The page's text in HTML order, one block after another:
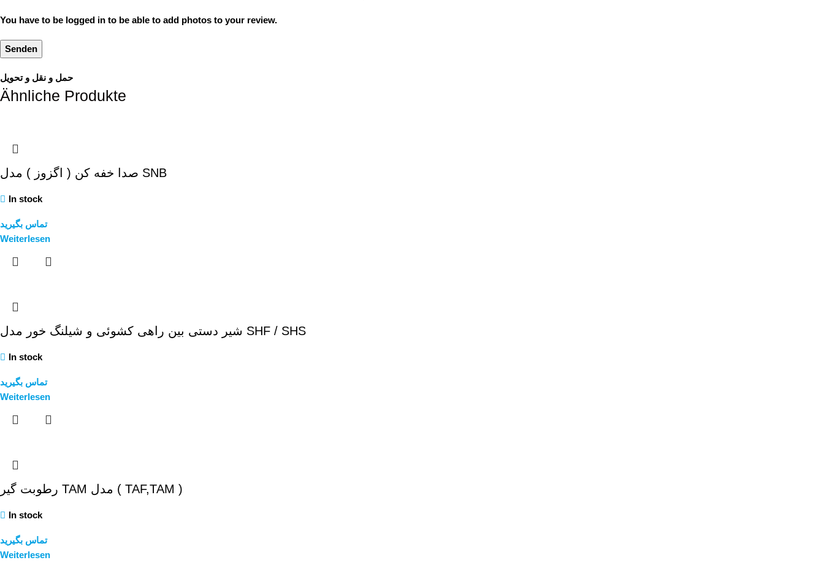
You have to be logged in to be able to add photos to your review.
حمل و نقل و تحویل
Ähnliche Produkte
صدا خفه کن ( اگزوز ) مدل SNB
In stock
تماس بگیرید
Weiterlesen
شیر دستی بین راهی کشوئی و شیلنگ خور مدل SHF / SHS
In stock
تماس بگیرید
Weiterlesen
رطوبت گیر TAM مدل ( TAF,TAM )
In stock
تماس بگیرید
Weiterlesen